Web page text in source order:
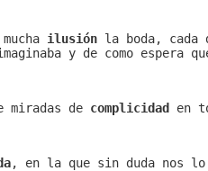
ilusión la boda, cada
y de como espera
de complicidad en
, en la que sin duda nos lo